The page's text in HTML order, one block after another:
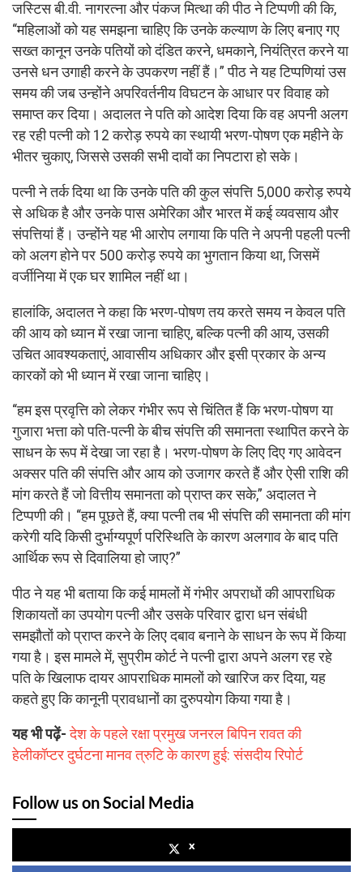
जस्टिस बी.वी. नागरत्ना और पंकज मित्था की पीठ ने टिप्पणी की कि,
“महिलाओं को यह समझना चाहिए कि उनके कल्याण के लिए बनाए गए
सख्त कानून उनके पतियों को दंडित करने, धमकाने, नियंत्रित करने या
उनसे धन उगाही करने के उपकरण नहीं हैं।” पीठ ने यह टिप्पणियां उस
समय की जब उन्होंने अपरिवर्तनीय विघटन के आधार पर विवाह को
समाप्त कर दिया। अदालत ने पति को आदेश दिया कि वह अपनी अलग
रह रही पत्नी को 12 करोड़ रुपये का स्थायी भरण-पोषण एक महीने के
भीतर चुकाए, जिससे उसकी सभी दावों का निपटारा हो सके।
पत्नी ने तर्क दिया था कि उनके पति की कुल संपत्ति 5,000 करोड़ रुपये
से अधिक है और उनके पास अमेरिका और भारत में कई व्यवसाय और
संपत्तियां हैं। उन्होंने यह भी आरोप लगाया कि पति ने अपनी पहली पत्नी
को अलग होने पर 500 करोड़ रुपये का भुगतान किया था, जिसमें
वर्जीनिया में एक घर शामिल नहीं था।
हालांकि, अदालत ने कहा कि भरण-पोषण तय करते समय न केवल पति
की आय को ध्यान में रखा जाना चाहिए, बल्कि पत्नी की आय, उसकी
उचित आवश्यकताएं, आवासीय अधिकार और इसी प्रकार के अन्य
कारकों को भी ध्यान में रखा जाना चाहिए।
“हम इस प्रवृत्ति को लेकर गंभीर रूप से चिंतित हैं कि भरण-पोषण या
गुजारा भत्ता को पति-पत्नी के बीच संपत्ति की समानता स्थापित करने के
साधन के रूप में देखा जा रहा है। भरण-पोषण के लिए दिए गए आवेदन
अक्सर पति की संपत्ति और आय को उजागर करते हैं और ऐसी राशि की
मांग करते हैं जो वित्तीय समानता को प्राप्त कर सके,” अदालत ने
टिप्पणी की। “हम पूछते हैं, क्या पत्नी तब भी संपत्ति की समानता की मांग
करेगी यदि किसी दुर्भाग्यपूर्ण परिस्थिति के कारण अलगाव के बाद पति
आर्थिक रूप से दिवालिया हो जाए?”
पीठ ने यह भी बताया कि कई मामलों में गंभीर अपराधों की आपराधिक
शिकायतों का उपयोग पत्नी और उसके परिवार द्वारा धन संबंधी
समझौतों को प्राप्त करने के लिए दबाव बनाने के साधन के रूप में किया
गया है। इस मामले में, सुप्रीम कोर्ट ने पत्नी द्वारा अपने अलग रह रहे
पति के खिलाफ दायर आपराधिक मामलों को खारिज कर दिया, यह
कहते हुए कि कानूनी प्रावधानों का दुरुपयोग किया गया है।
यह भी पढ़ें- देश के पहले रक्षा प्रमुख जनरल बिपिन रावत की
हेलीकॉप्टर दुर्घटना मानव त्रुटि के कारण हुई: संसदीय रिपोर्ट
Follow us on Social Media
x